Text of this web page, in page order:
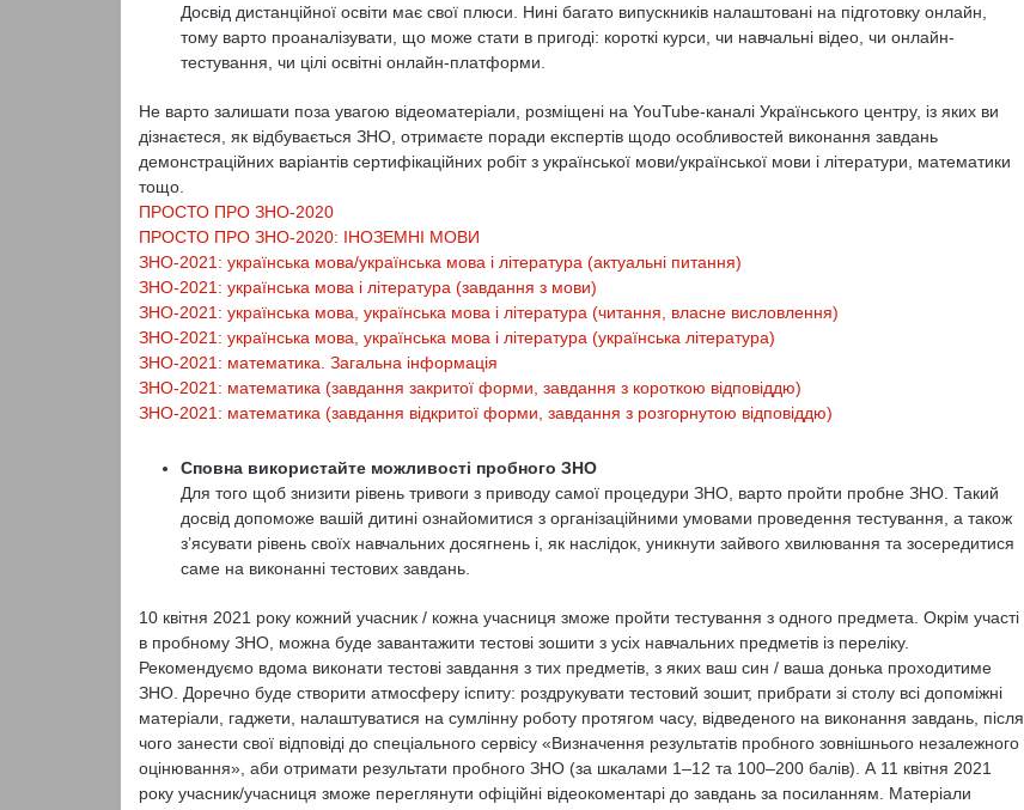
Досвід дистанційної освіти має свої плюси. Нині багато випускників налаштовані на підготовку онлайн,
тому варто проаналізувати, що може стати в пригоді: короткі курси, чи навчальні відео, чи онлайн-
тестування, чи цілі освітні онлайн-платформи.
Не варто залишати поза увагою відеоматеріали, розміщені на YouTube-каналі Українського центру, із яких ви
дізнаєтеся, як відбувається ЗНО, отримаєте поради експертів щодо особливостей виконання завдань
демонстраційних варіантів сертифікаційних робіт з української мови/української мови і літератури, математики
тощо.
ПРОСТО ПРО ЗНО-2020
ПРОСТО ПРО ЗНО-2020: ІНОЗЕМНІ МОВИ
ЗНО-2021: українська мова/українська мова і література (актуальні питання)
ЗНО-2021: українська мова і література (завдання з мови)
ЗНО-2021: українська мова, українська мова і література (читання, власне висловлення)
ЗНО-2021: українська мова, українська мова і література (українська література)
ЗНО-2021: математика. Загальна інформація
ЗНО-2021: математика (завдання закритої форми, завдання з короткою відповіддю)
ЗНО-2021: математика (завдання відкритої форми, завдання з розгорнутою відповіддю)
Сповна використайте можливості пробного ЗНО
Для того щоб знизити рівень тривоги з приводу самої процедури ЗНО, варто пройти пробне ЗНО. Такий
досвід допоможе вашій дитині ознайомитися з організаційними умовами проведення тестування, а також
з’ясувати рівень своїх навчальних досягнень і, як наслідок, уникнути зайвого хвилювання та зосередитися
саме на виконанні тестових завдань.
10 квітня 2021 року кожний учасник / кожна учасниця зможе пройти тестування з одного предмета. Окрім участі
в пробному ЗНО, можна буде завантажити тестові зошити з усіх навчальних предметів із переліку.
Рекомендуємо вдома виконати тестові завдання з тих предметів, з яких ваш син / ваша донька проходитиме
ЗНО. Доречно буде створити атмосферу іспиту: роздрукувати тестовий зошит, прибрати зі столу всі допоміжні
матеріали, гаджети, налаштуватися на сумлінну роботу протягом часу, відведеного на виконання завдань, після
чого занести свої відповіді до спеціального сервісу «Визначення результатів пробного зовнішнього незалежного
оцінювання», аби отримати результати пробного ЗНО (за шкалами 1‒12 та 100‒200 балів). А 11 квітня 2021
року учасник/учасниця зможе переглянути офіційні відеокоментарі до завдань за посиланням. Матеріали